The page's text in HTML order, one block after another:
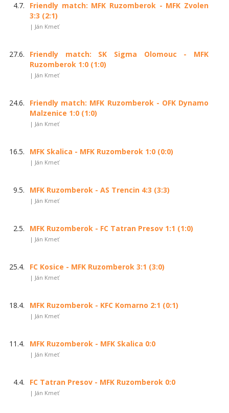
4.7.
Friendly match: MFK Ruzomberok - MFK Zvolen
3:3 (2:1)
| Ján Kmeť
27.6.
Friendly match: SK Sigma Olomouc - MFK
Ruzomberok 1:0 (1:0)
| Ján Kmeť
24.6.
Friendly match: MFK Ruzomberok - OFK Dynamo
Malzenice 1:0 (1:0)
| Ján Kmeť
16.5. MFK Skalica - MFK Ruzomberok 1:0 (0:0)
| Ján Kmeť
9.5. MFK Ruzomberok - AS Trencin 4:3 (3:3)
| Ján Kmeť
2.5. MFK Ruzomberok - FC Tatran Presov 1:1 (1:0)
| Ján Kmeť
25.4. FC Kosice - MFK Ruzomberok 3:1 (3:0)
| Ján Kmeť
18.4. MFK Ruzomberok - KFC Komarno 2:1 (0:1)
| Ján Kmeť
11.4. MFK Ruzomberok - MFK Skalica 0:0
| Ján Kmeť
4.4. FC Tatran Presov - MFK Ruzomberok 0:0
| Ján Kmeť